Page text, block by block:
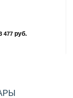
477 руб.